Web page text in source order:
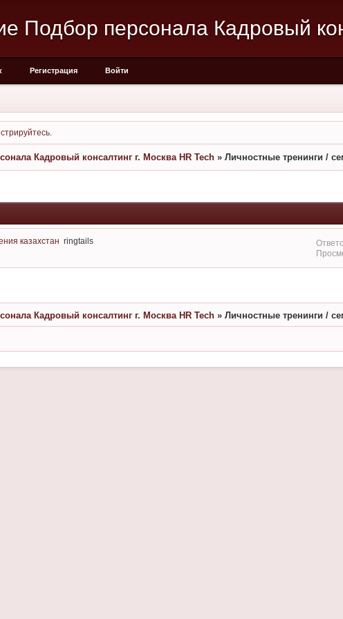
Подбор персонала Кадровый
Регистрация Войти
Кадровый консалтинг г. Москва HR Tech » Личностные тренинги /
казахстан ringtails
Кадровый консалтинг г. Москва HR Tech » Личностные тренинги /